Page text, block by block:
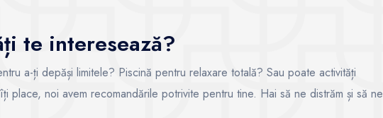
te interesează?
a-ți depăși limitele? Piscină pentru relaxare totală? Sau poate activități
place, noi avem recomandările potrivite pentru tine. Hai să ne distrăm și să ne